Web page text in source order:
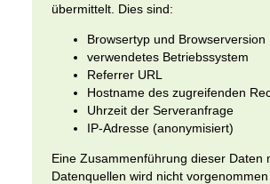
übermittelt. Dies sind:
Browsertyp und Browserversion
verwendetes Betriebssystem
Referrer URL
Hostname des zugreifenden
Uhrzeit der Serveranfrage
IP-Adresse (anonymisiert)
Eine Zusammenführung dieser Daten
Datenquellen wird nicht